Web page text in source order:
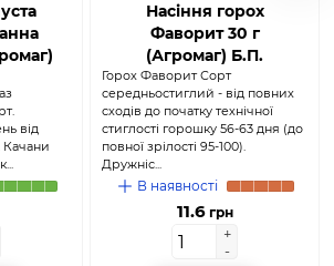
від
Качани
Насіння горох
Фаворит 30 г
(Агромаг) Б.П.
Горох Фаворит Сорт
середньостиглий - від повних
сходів до початку технічної
стиглості горошку 56-63 дня (до
повної зрілості 95-100).
Дружніс...
В наявності
11.6грн
+
-
+
-